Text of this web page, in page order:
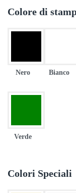
Colore di
Nero Bianco
Verde
Colori Speciali